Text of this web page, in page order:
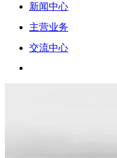
新闻中心
主营业务
交流中心